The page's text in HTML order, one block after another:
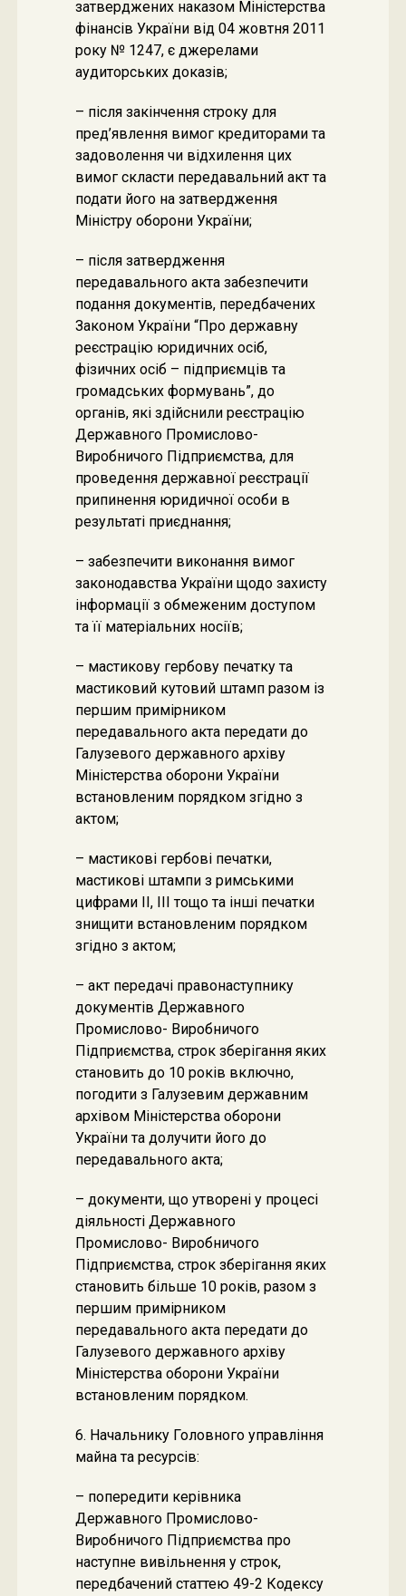
затверджених наказом Міністерства
фінансів України від 04 жовтня 2011
року № 1247, є джерелами
аудиторських доказів;
– після закінчення строку для
пред’явлення вимог кредиторами та
задоволення чи відхилення цих
вимог скласти передавальний акт та
подати його на затвердження
Міністру оборони України;
– після затвердження
передавального акта забезпечити
подання документів, передбачених
Законом України “Про державну
реєстрацію юридичних осіб,
фізичних осіб – підприємців та
громадських формувань”, до
органів, які здійснили реєстрацію
Державного Промислово-
Виробничого Підприємства, для
проведення державної реєстрації
припинення юридичної особи в
результаті приєднання;
– забезпечити виконання вимог
законодавства України щодо захисту
інформації з обмеженим доступом
та її матеріальних носіїв;
– мастикову гербову печатку та
мастиковий кутовий штамп разом із
першим примірником
передавального акта передати до
Галузевого державного архіву
Міністерства оборони України
встановленим порядком згідно з
актом;
– мастикові гербові печатки,
мастикові штампи з римськими
цифрами II, III тощо та інші печатки
знищити встановленим порядком
згідно з актом;
– акт передачі правонаступнику
документів Державного
Промислово- Виробничого
Підприємства, строк зберігання яких
становить до 10 років включно,
погодити з Галузевим державним
архівом Міністерства оборони
України та долучити його до
передавального акта;
– документи, що утворені у процесі
діяльності Державного
Промислово- Виробничого
Підприємства, строк зберігання яких
становить більше 10 років, разом з
першим примірником
передавального акта передати до
Галузевого державного архіву
Міністерства оборони України
встановленим порядком.
6. Начальнику Головного управління
майна та ресурсів:
– попередити керівника
Державного Промислово-
Виробничого Підприємства про
наступне вивільнення у строк,
передбачений статтею 49-2 Кодексу